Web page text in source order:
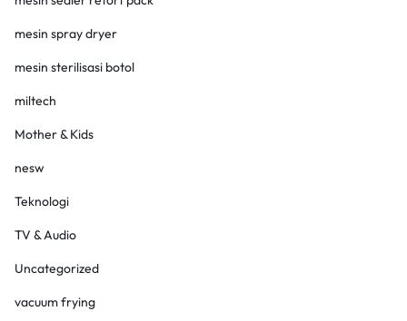
mesin spray dryer
mesin sterilisasi botol
miltech
Mother & Kids
nesw
Teknologi
TV & Audio
Uncategorized
vacuum frying